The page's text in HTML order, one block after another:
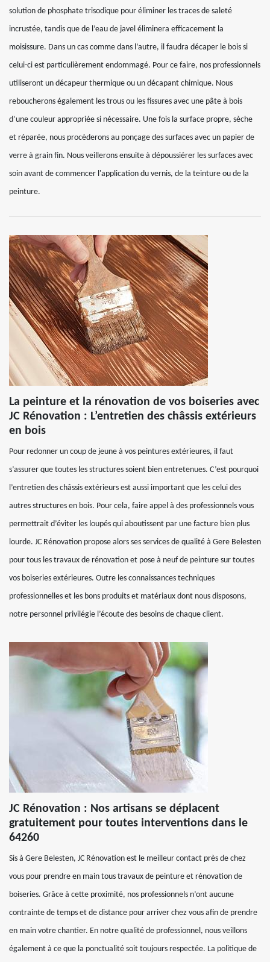
solution de phosphate trisodique pour éliminer les traces de saleté
incrustée, tandis que de l’eau de javel éliminera efficacement la
moisissure. Dans un cas comme dans l’autre, il faudra décaper le bois si
celui-ci est particulièrement endommagé. Pour ce faire, nos professionnels
utiliseront un décapeur thermique ou un décapant chimique. Nous
reboucherons également les trous ou les fissures avec une pâte à bois
d’une couleur appropriée si nécessaire. Une fois la surface propre, sèche
et réparée, nous procèderons au ponçage des surfaces avec un papier de
verre à grain fin. Nous veillerons ensuite à dépoussiérer les surfaces avec
soin avant de commencer l'application du vernis, de la teinture ou de la
peinture.
La peinture et la rénovation de vos boiseries avec
JC Rénovation : L’entretien des châssis extérieurs
en bois
Pour redonner un coup de jeune à vos peintures extérieures, il faut
s’assurer que toutes les structures soient bien entretenues. C’est pourquoi
l’entretien des châssis extérieurs est aussi important que les celui des
autres structures en bois. Pour cela, faire appel à des professionnels vous
permettrait d’éviter les loupés qui aboutissent par une facture bien plus
lourde. JC Rénovation propose alors ses services de qualité à Gere Belesten
pour tous les travaux de rénovation et pose à neuf de peinture sur toutes
vos boiseries extérieures. Outre les connaissances techniques
professionnelles et les bons produits et matériaux dont nous disposons,
notre personnel privilégie l’écoute des besoins de chaque client.
JC Rénovation : Nos artisans se déplacent
gratuitement pour toutes interventions dans le
64260
Sis à Gere Belesten, JC Rénovation est le meilleur contact près de chez
vous pour prendre en main tous travaux de peinture et rénovation de
boiseries. Grâce à cette proximité, nos professionnels n’ont aucune
contrainte de temps et de distance pour arriver chez vous afin de prendre
en main votre chantier. En notre qualité de professionnel, nous veillons
également à ce que la ponctualité soit toujours respectée. La politique de